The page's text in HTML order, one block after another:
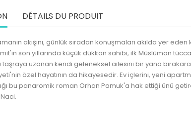
DÉTAILS DU PRODUIT
akışını, günlük sıradan konuşmaları akılda yer
son yıllarında küçük dükkan sahibi, ilk Müslüman
uzanan kendi geleneksel ailesini bir yana
özel hayatının da hikayesedir. Ev içlerini, yeni
bu panaromik roman Orhan Pamuk'a hak ettiği ünü